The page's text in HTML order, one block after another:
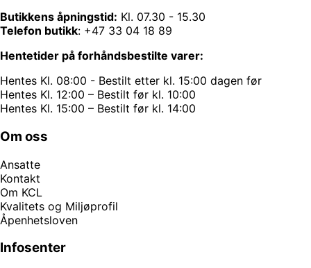
Butikkens åpningstid: Kl. 07.30 - 15.30
Telefon butikk: +47 33 04 18 89
Hentetider på forhåndsbestilte varer:
Hentes Kl. 08:00 - Bestilt etter kl. 15:00 dagen før
Hentes Kl. 12:00 – Bestilt før kl. 10:00
Hentes Kl. 15:00 – Bestilt før kl. 14:00
Om oss
Ansatte
Kontakt
Om KCL
Kvalitets og Miljøprofil
Åpenhetsloven
Infosenter